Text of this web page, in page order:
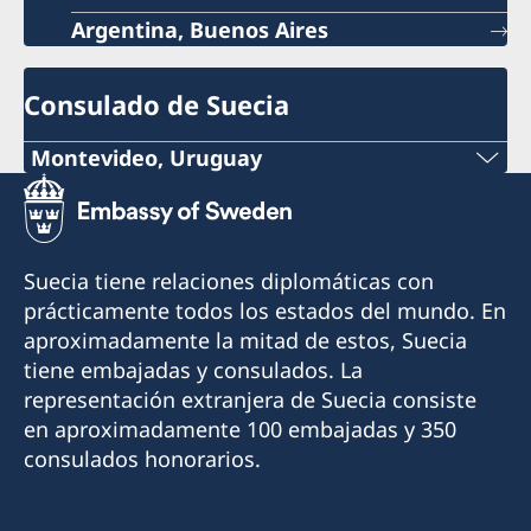
Una autoridad de pasaportes también puede
solicitar la renovación del número de
coordinación cuando solicita un nuevo
pasaporte.
Tributaria
Colegio de Traductores Públicos de la Provincia
de Córdoba
Colegio de Traductores Públicos del Uruguay
Traductores matriculados en Paraguay
pasaportes más cercana.
Argentina, Buenos Aires
Consulado de Suecia
Montevideo, Uruguay
Teléfono:
+598 2914 7477
Correo electrónico:
info@suecia.consuladouy.com
Dirección:
Rambla 25 de Agosto 318, Apto. 802, esq. Colón
y Solís
Suecia tiene relaciones diplomáticas con
prácticamente todos los estados del mundo. En
aproximadamente la mitad de estos, Suecia
tiene embajadas y consulados. La
representación extranjera de Suecia consiste
en aproximadamente 100 embajadas y 350
consulados honorarios.